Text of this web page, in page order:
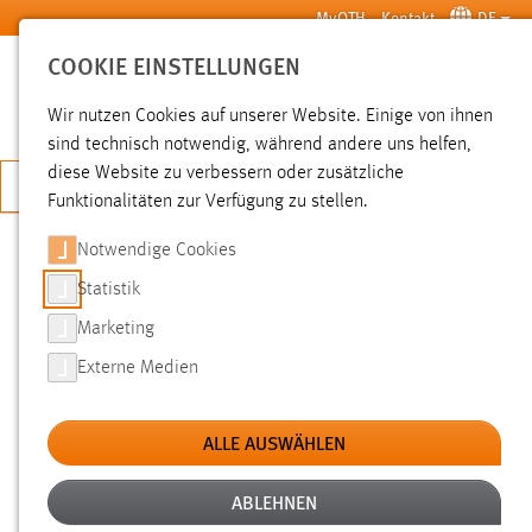
Zum Hauptinhalt springen MyOTH Kontakt DE
SUCHE
JETZT BEWERBEN
Hochschule Aktuelles News der OTH Amberg-Weiden
ETHIKFORUM: DEINE DATEN? MEINE
DATEN! ETHICAL HACKING UND DIE
GRENZEN DES RECHTS
01.12.2016
Smartphones können leicht gehackt
COOKIE EINSTELLUNGEN
Wir nutzen Cookies auf unserer Website. Einige von ihnen
sind technisch notwendig, während andere uns helfen,
diese Website zu verbessern oder zusätzliche
Funktionalitäten zur Verfügung zu stellen.
Notwendige Cookies
Statistik
Marketing
Externe Medien
ALLE AUSWÄHLEN
ABLEHNEN